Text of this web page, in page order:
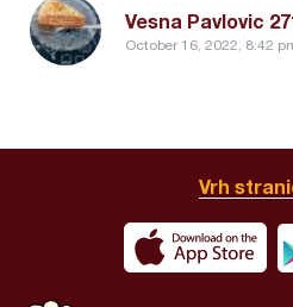
Vesna Pavlovic
October 16, 2022, 8:42
Vrh